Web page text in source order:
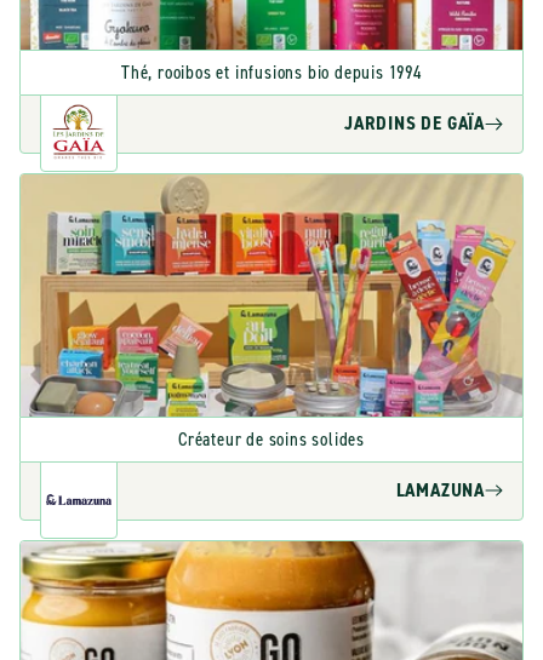
Thé, rooibos et infusions bio depuis 1994
JARDINS DE GAÏA
Créateur de soins solides
LAMAZUNA